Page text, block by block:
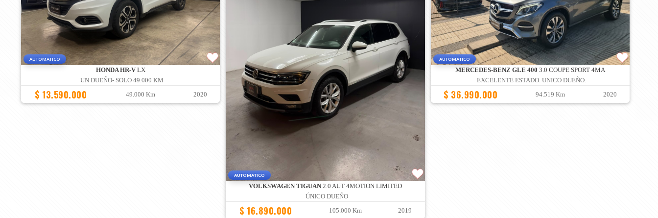
AUTOMATICO
HONDA HR-VLX
UN DUEÑO- SOLO 49.000 KM
$ 13.590.000 49.000 Km 2020
AUTOMATICO
VOLKSWAGEN TIGUAN 2.0 AUT 4MOTION LIMITED
ÚNICO DUEÑO
$ 16.890.000 105.000 Km 2019
AUTOMATICO
MERCEDES-BENZ GLE 400 3.0 COUPE SPORT 4MA
EXCELENTE ESTADO. UNICO DUEÑO.
$ 36.990.000 94.519 Km 2020